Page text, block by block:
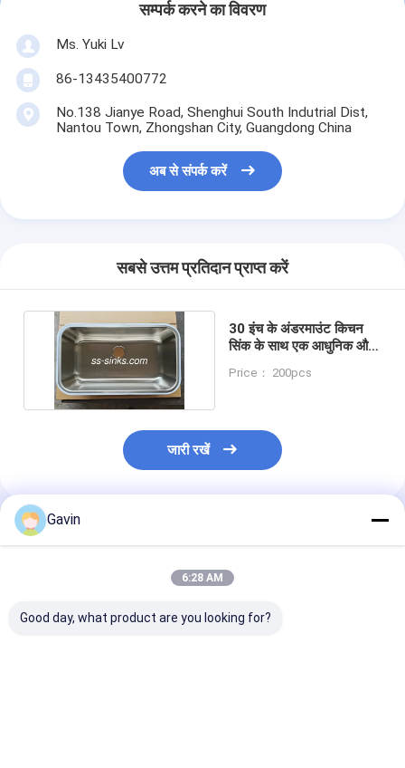
सम्पर्क करने का विवरण
Ms. Yuki Lv
86-13435400772
No.138 Jianye Road, Shenghui South Indutrial Dist,
Nantou Town, Zhongshan City, Guangdong China
अब से संपर्क करें
सबसे उत्तम प्रतिदान प्राप्त करें
30 इंच के अंडरमाउंट किचन
सिंक के साथ एक आधुनिक और
Price： 200pcs
जारी रखें
अनुशंसित उत्पाद
Gavin
6:28 AM
Good day, what product are you looking for?